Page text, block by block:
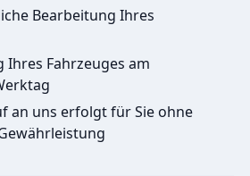
Bearbeitung Ihres
Ihres Fahrzeuges am
an uns erfolgt für Sie ohne